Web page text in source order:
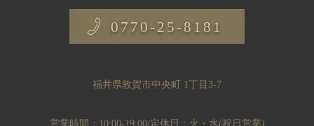
0770-25-8181
福井県敦賀市中央町 1丁目3-7
営業時間：10:00-19:00/定休日：火・水(祝日営業)